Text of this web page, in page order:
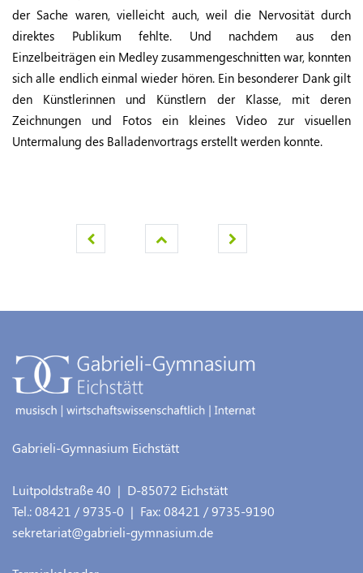
der Sache waren, vielleicht auch, weil die Nervosität durch
direktes Publikum fehlte. Und nachdem aus den
Einzelbeiträgen ein Medley zusammengeschnitten war, konnten
sich alle endlich einmal wieder hören. Ein besonderer Dank gilt
den Künstlerinnen und Künstlern der Klasse, mit deren
Zeichnungen und Fotos ein kleines Video zur visuellen
Untermalung des Balladenvortrags erstellt werden konnte.
Gabrieli-Gymnasium Eichstätt
Luitpoldstraße 40 | D-85072 Eichstätt
Tel.:08421 / 9735-0 | Fax:08421 / 9735-9190
sekretariat@gabrieli-gymnasium.de